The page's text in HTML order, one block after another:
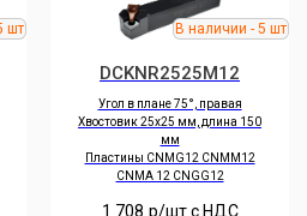
DCKNR2525M12
Угол в плане 75°, правая
Хвостовик 25х25 мм, длина 150
мм
Пластины CNMG12 CNMM12
CNMA 12 CNGG12
1 708 р/шт c НДС